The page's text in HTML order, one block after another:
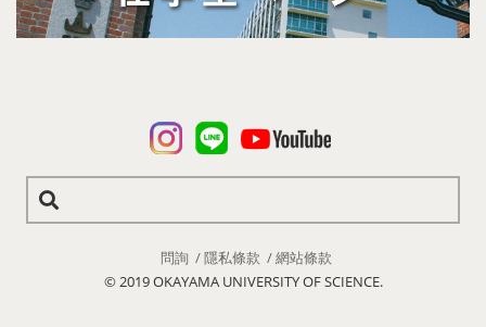
問詢 隱私條款
網站條款
© 2019 OKAYAMA UNIVERSITY OF SCIENCE.